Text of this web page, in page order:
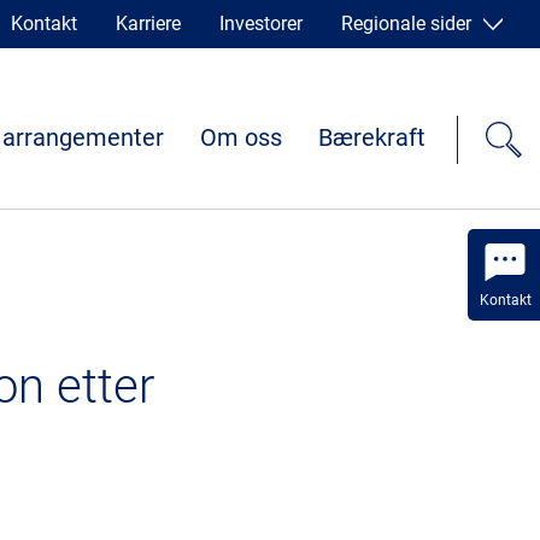
Kontakt
Kontakt Karriere Investorer Regionale sider
Om oss Bærekraft
etter